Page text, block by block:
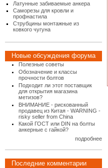
Латунные забиваемые анкера
Саморезы для кровли и
профнастила
Струбцины монтажные из
ковкого чугуна
Новые обсуждения форума
Полезные советы
Обозначение и классы
прочности болтов
Подходит ли этот поставщик
для открытия магазина
метизов?
ВНИМАНИЕ - рискованный
продавец из Китая - WARNING -
risky seller from China
Какой ГОСТ или DIN на болты
анкерные с гайкой?
подробнее
Последние комментарии